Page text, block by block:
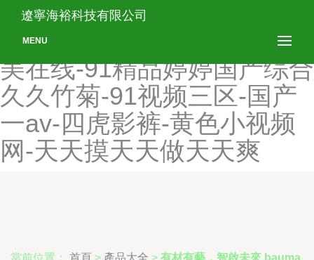
日日夜夜91-91综合精品-国
产精品成人久久久久-日本欧
美在线-91精品婷婷国产综合
久久竹菊-91视频三区-国产
一av-四虎影裤-黄色小视频
网-天天摸天天做天天爽
遼寧海裕科技有限公司
MENU
當前位置： 首頁 > 產品大全 > 有材有藝，智啟未來 bauma